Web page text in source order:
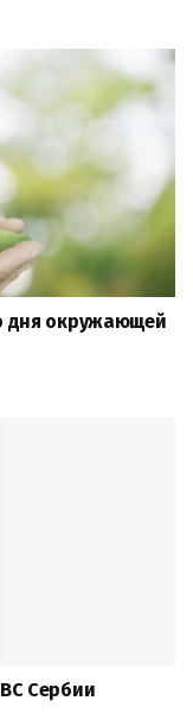
дня окружающей
Сербии